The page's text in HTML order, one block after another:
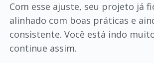
Com esse ajuste, seu projeto já
alinhado com boas práticas e
consistente. Você está indo
continue assim.